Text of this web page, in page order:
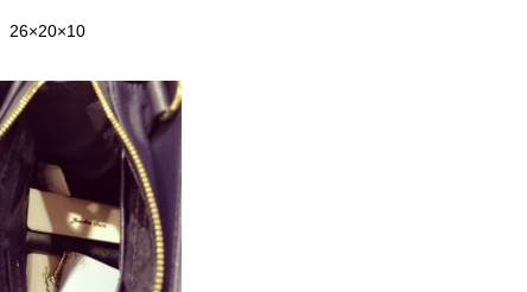
26×20×10